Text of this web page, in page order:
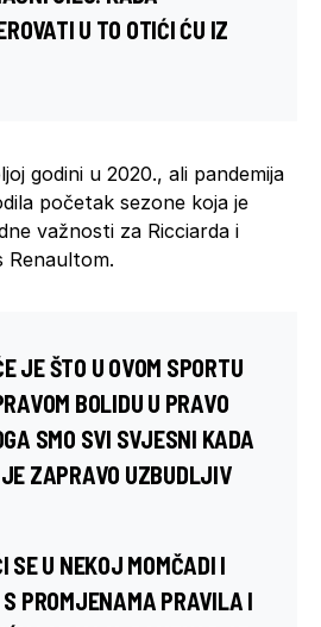
U TO OTIĆI ĆU IZ
godini u 2020., ali pandemija
početak sezone koja je
važnosti za Ricciarda i
Renaultom.
JE ŠTO U OVOM SPORTU
BOLIDU U PRAVO
SMO SVI SVJESNI KADA
ZAPRAVO UZBUDLJIV
SE U NEKOJ MOMČADI I
PROMJENAMA PRAVILA I